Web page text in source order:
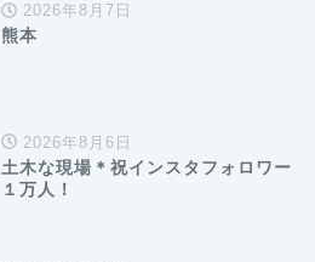
2026年8月7日
熊本
2026年8月6日
土木な現場＊祝インスタフォロワー
１万人！